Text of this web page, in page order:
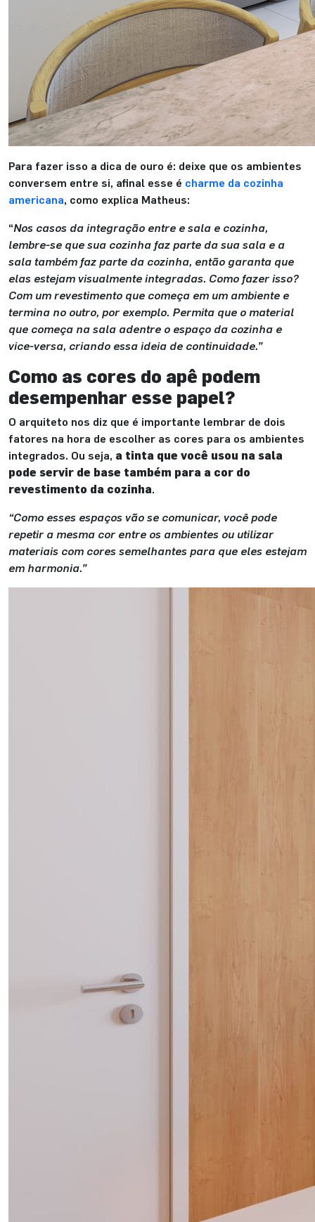
Para fazer isso a dica de ouro é: deixe que os ambientes
conversem entre si, afinal esse é charme da cozinha
americana, como explica Matheus:
“Nos casos da integração entre e sala e cozinha,
lembre-se que sua cozinha faz parte da sua sala e a
sala também faz parte da cozinha, então garanta que
elas estejam visualmente integradas. Como fazer isso?
Com um revestimento que começa em um ambiente e
termina no outro, por exemplo. Permita que o material
que começa na sala adentre o espaço da cozinha e
vice-versa, criando essa ideia de continuidade.”
Como as cores do apê podem
desempenhar esse papel?
O arquiteto nos diz que é importante lembrar de dois
fatores na hora de escolher as cores para os ambientes
integrados. Ou seja, a tinta que você usou na sala
pode servir de base também para a cor do
revestimento da cozinha.
“Como esses espaços vão se comunicar, você pode
repetir a mesma cor entre os ambientes ou utilizar
materiais com cores semelhantes para que eles estejam
em harmonia.”